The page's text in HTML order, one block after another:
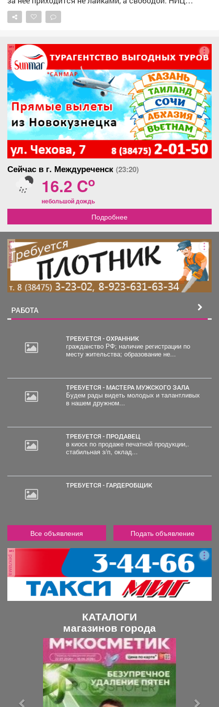
Мониторинга и профилактики подготовил «прайс-
лист», который наглядно показывает последствия
направленности. ❗«Цена преступления» доходит
вплоть до пожизненного лишения свободы! Не
поддавайся на провокации и не распространяй
сомнительный контент. Перед тем как поставить лайк,
сделать репост или отправить сообщение, задумайся
о последствиях. 🚫 Если ты столкнулся с
подозрительным предложением в сети или в жизни,
немедленно прекрати диалог и сообщи: ▫Горячая
линия ФСБ: 8 800 224 22 22; ▫Горячая линия
«Экстремизму - НЕТ!»: resurs-center.ru/hotline.
реклама
Сейчас в г. Междуреченск (23:20)
16.2 Co
небольшой дождь
Подробнее
реклама
РАБОТА
ТРЕБУЕТСЯ - ОХРАННИК
гражданство РФ; наличие регистрации по
месту жительства; образование не...
ТРЕБУЕТСЯ - МАСТЕРА МУЖСКОГО ЗАЛА
Будем рады видеть молодых и талантливых
в нашем дружном...
ТРЕБУЕТСЯ - ПРОДАВЕЦ
в киоск по продаже печатной продукции,.
стабильная з/п, оклад...
ТРЕБУЕТСЯ - ГАРДЕРОБЩИК
Все объявления Подать объявление
реклама
КАТАЛОГИ
магазинов города